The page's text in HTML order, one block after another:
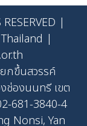
|
|
กขึ้นสวรรค์
ช่องนนทรี เขต
681-3840-4
Nonsi, Yan